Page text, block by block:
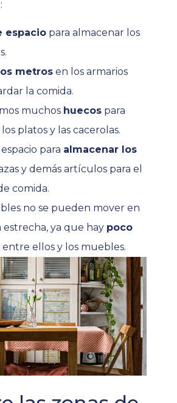
espacio para almacenar los
metros en los armarios
la comida.
muchos huecos para
platos y las cacerolas.
para almacenar los
y demás artículos para el
comida.
no se pueden mover en
estrecha, ya que hay poco
entre ellos y los muebles.